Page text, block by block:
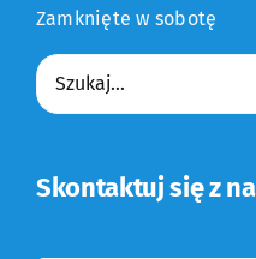
Zamknięte w sobotę
Szukaj:
Skontaktuj się z